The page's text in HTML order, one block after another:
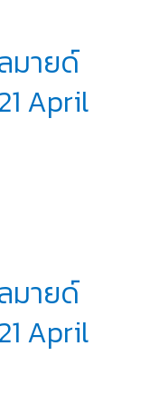
มายด์
April
มายด์
April